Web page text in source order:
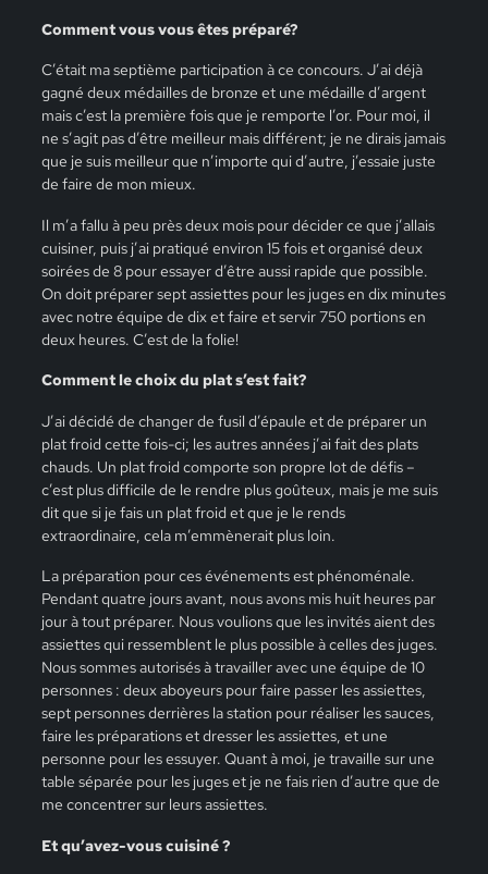
Comment vous vous êtes préparé?
C’était ma septième participation à ce concours. J’ai déjà
gagné deux médailles de bronze et une médaille d’argent
mais c’est la première fois que je remporte l’or. Pour moi, il
ne s’agit pas d’être meilleur mais différent; je ne dirais jamais
que je suis meilleur que n’importe qui d’autre, j’essaie juste
de faire de mon mieux.
Il m’a fallu à peu près deux mois pour décider ce que j’allais
cuisiner, puis j’ai pratiqué environ 15 fois et organisé deux
soirées de 8 pour essayer d’être aussi rapide que possible.
On doit préparer sept assiettes pour les juges en dix minutes
avec notre équipe de dix et faire et servir 750 portions en
deux heures. C’est de la folie!
Comment le choix du plat s’est fait?
J’ai décidé de changer de fusil d’épaule et de préparer un
plat froid cette fois-ci; les autres années j’ai fait des plats
chauds. Un plat froid comporte son propre lot de défis –
c’est plus difficile de le rendre plus goûteux, mais je me suis
dit que si je fais un plat froid et que je le rends
extraordinaire, cela m’emmènerait plus loin.
La préparation pour ces événements est phénoménale.
Pendant quatre jours avant, nous avons mis huit heures par
jour à tout préparer. Nous voulions que les invités aient des
assiettes qui ressemblent le plus possible à celles des juges.
Nous sommes autorisés à travailler avec une équipe de 10
personnes : deux aboyeurs pour faire passer les assiettes,
sept personnes derrières la station pour réaliser les sauces,
faire les préparations et dresser les assiettes, et une
personne pour les essuyer. Quant à moi, je travaille sur une
table séparée pour les juges et je ne fais rien d’autre que de
me concentrer sur leurs assiettes.
Et qu’avez-vous cuisiné ?